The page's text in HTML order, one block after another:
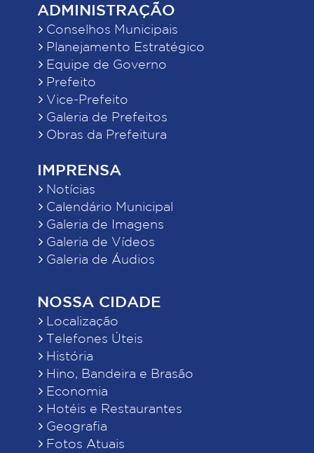
ADMINISTRAÇÃO
Conselhos Municipais
Planejamento Estratégico
Equipe de Governo
Prefeito
Vice-Prefeito
Galeria de Prefeitos
Obras da Prefeitura
IMPRENSA
Notícias
Calendário Municipal
Galeria de Imagens
Galeria de Vídeos
Galeria de Áudios
NOSSA CIDADE
Localização
Telefones Úteis
História
Hino, Bandeira e Brasão
Economia
Hotéis e Restaurantes
Geografia
Fotos Atuais